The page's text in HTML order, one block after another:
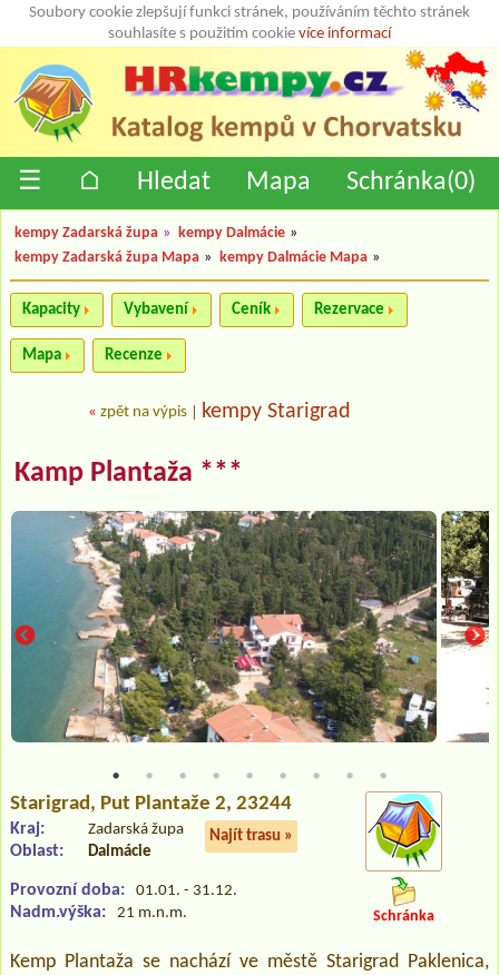
Soubory cookie zlepšují funkci stránek, používáním těchto stránek
souhlasíte s použitím cookie více informací
☰ ⌂ Hledat Mapa Schránka(0)
kempy Zadarská župa » kempy Dalmácie »
kempy Zadarská župa Mapa » kempy Dalmácie Mapa »
Kapacity Vybavení Ceník Rezervace
Mapa Recenze
« zpět na výpis kempy Starigrad
Kamp Plantaža ***
Starigrad , Put Plantaže 2, 23244
Najít trasu »
Kraj: Zadarská župa
Oblast: Dalmácie
Provozní doba: 01.01. - 31.12.
Nadm.výška: 21 m.n.m. Schránka
Kemp Plantaža se nachází ve městě Starigrad Paklenica,